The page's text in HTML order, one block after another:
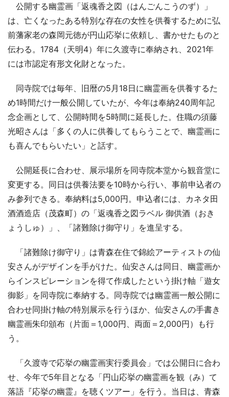
公開する幽霊画「返魂香之図（はんごんこうのず）」
は、亡くなったある特別な存在の女性を供養するために弘
前藩家老の森岡元徳が円山応挙に依頼し、書かせたものと
伝わる。1784（天明4）年に久渡寺に奉納され、2021年
には市認定有形文化財となった。
同寺院では毎年、旧暦の5月18日に幽霊画を供養するた
め1時間だけ一般公開していたが、今年は奉納240周年記
念企画として、公開時間を5時間に延長した。住職の須藤
光昭さんは「多くの人に供養してもらうことで、幽霊画に
も喜んでもらいたい」と話す。
公開延長に合わせ、展示場所を同寺院本堂から観音堂に
変更する。同日は供養法要を10時から行い、事前申込者の
み参列できる。奉納料は5,000円。申込者には、カネタ田
酒酒造店（茂森町）の「返魂香之図ラベル 御供酒（おき
ょうしゅ）」、「諸難除け御守り」を進呈する。
「諸難除け御守り」は青森在住で錦絵アーティストの仙
安さんがデザインを手がけた。仙安さんは同日、幽霊画か
らインスピレーションを得て作成したという掛け軸「遊女
御影」を同寺院に奉納する。同寺院では幽霊画一般公開に
合わせ同掛け軸の特別展示を行うほか、仙安さんの手書き
幽霊画朱印頒布（片面＝1,000円、両面＝2,000円）も行
う。
「久渡寺で応挙の幽霊画実行委員会」では公開日に合わ
せ、今年で5年目となる「円山応挙の幽霊画を観（み）て
落語『応挙の幽霊』を聴くツアー」を行う。当日は、青森